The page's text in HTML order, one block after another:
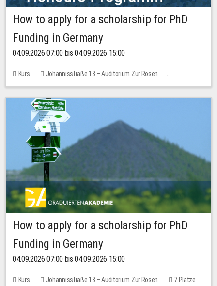
How to apply for a scholarship for PhD
Funding in Germany
04.09.2026 07:00 bis 04.09.2026 15:00
Kurs
Johannisstraße 13 – Auditorium Zur Rosen
Keine freien Plätze
How to apply for a scholarship for PhD
Funding in Germany
04.09.2026 07:00 bis 04.09.2026 15:00
Kurs Johannisstraße 13 – Auditorium Zur Rosen
7 Plätze